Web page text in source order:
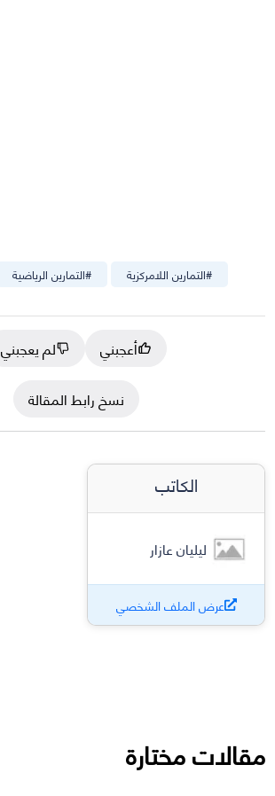
#التمارين الرياضية #التمارين اللامركزية
أعجبني
لم يعجبني
نسخ رابط المقالة
الكاتب
ليليان عازار
عرض الملف الشخصي
مقالات مختارة